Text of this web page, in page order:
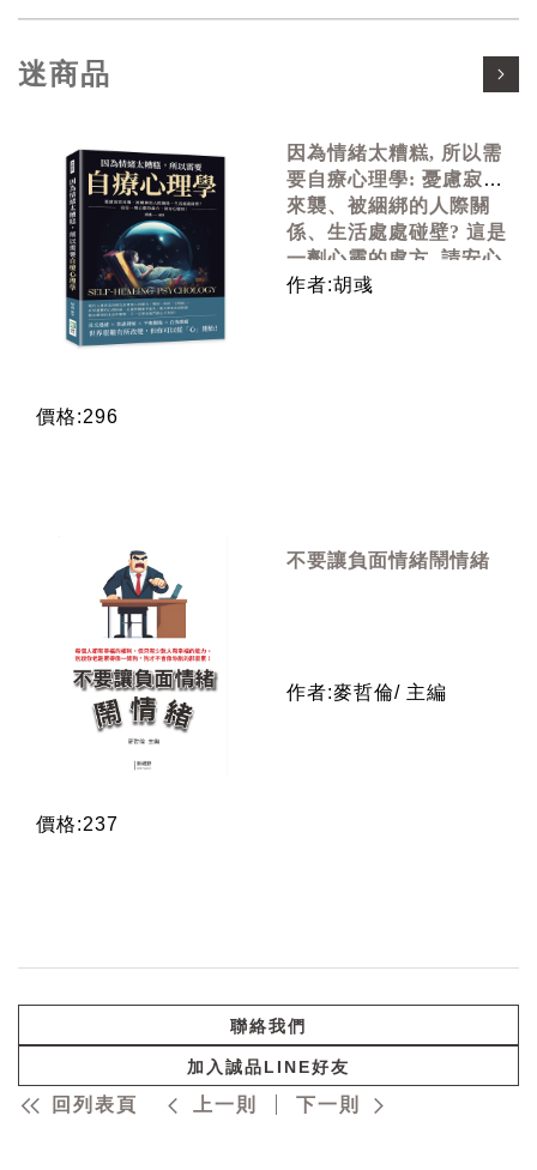
迷商品
因為情緒太糟糕, 所以需
要自療心理學: 憂慮寂寞
來襲、被綑綁的人際關
係、生活處處碰壁? 這是
一劑心靈的處方, 請安心
服用!
作者:胡彧
價格:296
不要讓負面情緒鬧情緒
作者:麥哲倫/ 主編
價格:237
聯絡我們
加入誠品LINE好友
回列表頁 上一則 下一則